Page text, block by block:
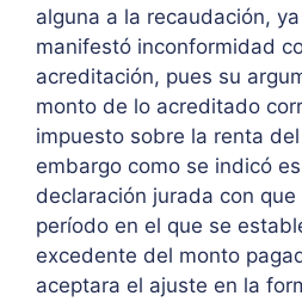
alguna a la recaudación,
manifestó inconformidad
acreditación, pues su
monto de lo acreditado
impuesto sobre la renta
embargo como se indicó
declaración jurada con
período en el que se
excedente del monto
aceptara el ajuste en la